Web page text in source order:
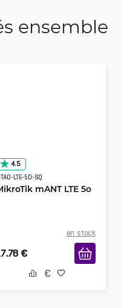
ensemble
4.5
LTE-5D-SQ
mANT LTE 5o
en stock
€